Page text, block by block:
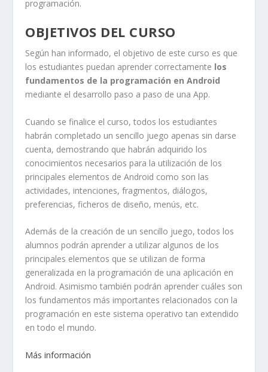
programación.
OBJETIVOS DEL CURSO
Según han informado, el objetivo de este curso es que
los estudiantes puedan aprender correctamente los
fundamentos de la programación en Android
mediante el desarrollo paso a paso de una App.
Cuando se finalice el curso, todos los estudiantes
habrán completado un sencillo juego apenas sin darse
cuenta, demostrando que habrán adquirido los
conocimientos necesarios para la utilización de los
principales elementos de Android como son las
actividades, intenciones, fragmentos, diálogos,
preferencias, ficheros de diseño, menús, etc.
Además de la creación de un sencillo juego, todos los
alumnos podrán aprender a utilizar algunos de los
principales elementos que se utilizan de forma
generalizada en la programación de una aplicación en
Android. Asimismo también podrán aprender cuáles son
los fundamentos más importantes relacionados con la
programación en este sistema operativo tan extendido
en todo el mundo.
Más información